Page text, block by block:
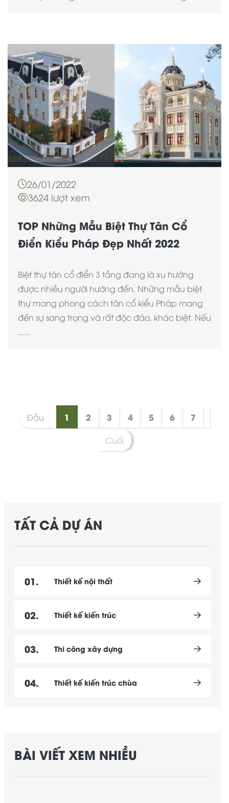
26/01/2022
3624 lượt xem
TOP Những Mẫu Biệt Thự Tân Cổ
Điển Kiểu Pháp Đẹp Nhất 2022
Biệt thự tân cổ điển 3 tầng đang là xu hướng
được nhiều người hướng đến. Những mẫu biệt
thự mang phong cách tân cổ kiểu Pháp mang
đến sự sang trọng và rất độc đáo, khác biệt. Nếu
......
Đầu 1 2 3 4 5 6 7
Cuối
TẤT CẢ DỰ ÁN
01. Thiết kế nội thất
02. Thiết kế kiến trúc
03. Thi công xây dựng
04. Thiết kế kiến trúc chùa
BÀI VIẾT XEM NHIỀU